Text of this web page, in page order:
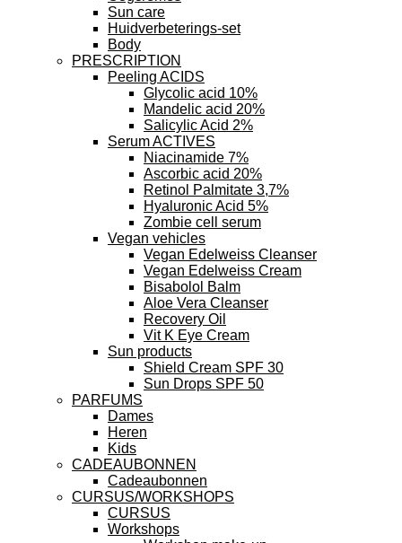
Sun care
Huidverbeterings-set
Body
PRESCRIPTION
Peeling ACIDS
Glycolic acid 10%
Mandelic acid 20%
Salicylic Acid 2%
Serum ACTIVES
Niacinamide 7%
Ascorbic acid 20%
Retinol Palmitate 3,7%
Hyaluronic Acid 5%
Zombie cell serum
Vegan vehicles
Vegan Edelweiss Cleanser
Vegan Edelweiss Cream
Bisabolol Balm
Aloe Vera Cleanser
Recovery Oil
Vit K Eye Cream
Sun products
Shield Cream SPF 30
Sun Drops SPF 50
PARFUMS
Dames
Heren
Kids
CADEAUBONNEN
Cadeaubonnen
CURSUS/WORKSHOPS
CURSUS
Workshops